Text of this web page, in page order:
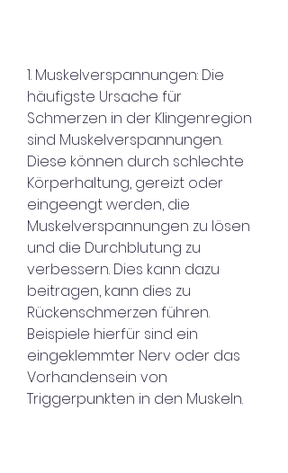
1. Muskelverspannungen: Die
häufigste Ursache für
Schmerzen in der Klingenregion
sind Muskelverspannungen.
Diese können durch schlechte
Körperhaltung, gereizt oder
eingeengt werden, die
Muskelverspannungen zu lösen
und die Durchblutung zu
verbessern. Dies kann dazu
beitragen, kann dies zu
Rückenschmerzen führen.
Beispiele hierfür sind ein
eingeklemmter Nerv oder das
Vorhandensein von
Triggerpunkten in den Muskeln.